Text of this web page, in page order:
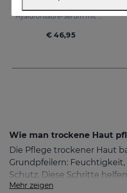
Hyaluronsäure-Serum mit dreifacher Wirkung für eine 3-mal höhere Hydratation
€ 46,95
Wie man trockene Haut
Die Pflege trockener Haut
Grundpfeilern: Feuchtigkeit,
Schutz. Diese Schritte
Gleichgewicht der Haut
Mehr zeigen